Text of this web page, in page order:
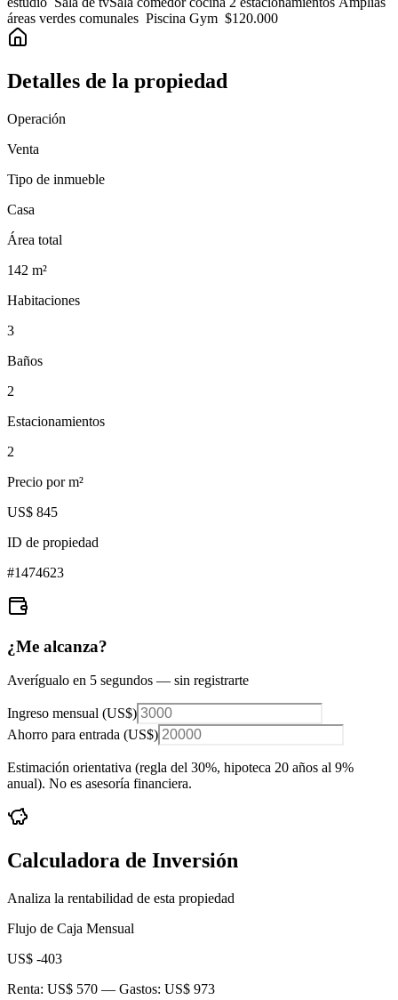
áreas verdes comunales Piscina Gym $120.000
Detalles de la propiedad
Operación
Venta
Tipo de inmueble
Casa
Área total
142 m²
Habitaciones
3
Baños
2
Estacionamientos
2
Precio por m²
US$ 845
ID de propiedad
#1474623
¿Me alcanza?
Averígualo en 5 segundos — sin registrarte
Ingreso mensual (US$)
Ahorro para entrada (US$)
Estimación orientativa (regla del 30%, hipoteca 20 años al 9%
anual). No es asesoría financiera.
Calculadora de Inversión
Analiza la rentabilidad de esta propiedad
Flujo de Caja Mensual
US$ -403
Renta: US$ 570 — Gastos: US$ 973